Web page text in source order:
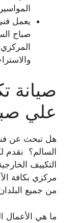
يعمل
صباح
المركزي
صيانة
علي
هل تبحث عن
السالم؟ نقدم
التكييف
مركزي بكافة
من جميع
ما هي الأعمال